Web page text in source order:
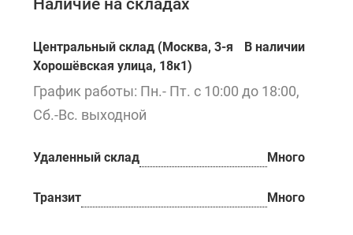
Наличие на складах
Центральный склад (Москва, 3-я
Хорошёвская улица, 18к1)
В наличии
График работы: Пн.- Пт. с 10:00 до 18:00,
Сб.-Вс. выходной
Удаленный склад Много
Транзит Много